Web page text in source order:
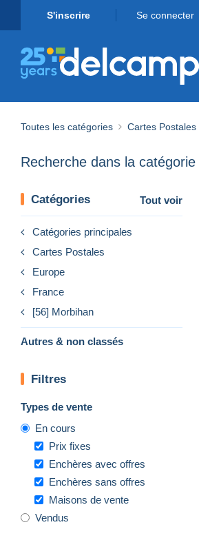
S'inscrire Se connecter
Toutes les catégories Cartes Postales
Recherche dans la catégorie
Catégories Tout voir
Catégories principales
Cartes Postales
Europe
France
[56] Morbihan
Autres & non classés
Filtres
Types de vente
En cours
Prix fixes
Enchères avec offres
Enchères sans offres
Maisons de vente
Vendus